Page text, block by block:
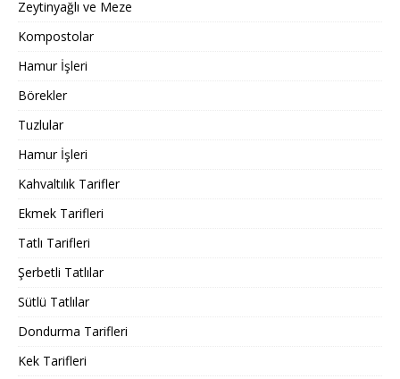
Zeytinyağlı ve Meze
Kompostolar
Hamur İşleri
Börekler
Tuzlular
Hamur İşleri
Kahvaltılık Tarifler
Ekmek Tarifleri
Tatlı Tarifleri
Şerbetli Tatlılar
Sütlü Tatlılar
Dondurma Tarifleri
Kek Tarifleri